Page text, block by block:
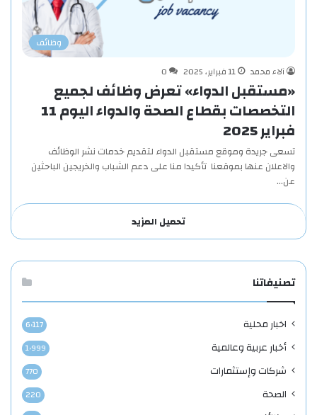
وظائف
آلاء محمد
11 فبراير، 2025 0
«مستقبل الدواء» تعرض وظائف لجميع
التخصصات بقطاع الصحة والدواء اليوم 11
فبراير 2025
تسعى جريدة وموقع مستقبل الدواء لتقديم خدمات نشر الوظائف
والاعلان عنها بموقعنا تأكيدا منا على دعم الشباب والخريجين الباحثين
عن…
تحميل المزيد
تصنيفاتنا
اخبار محلية 6٬117
أخبار عربية وعالمية 1٬999
شركات وإستثمارات 770
الصحة 220